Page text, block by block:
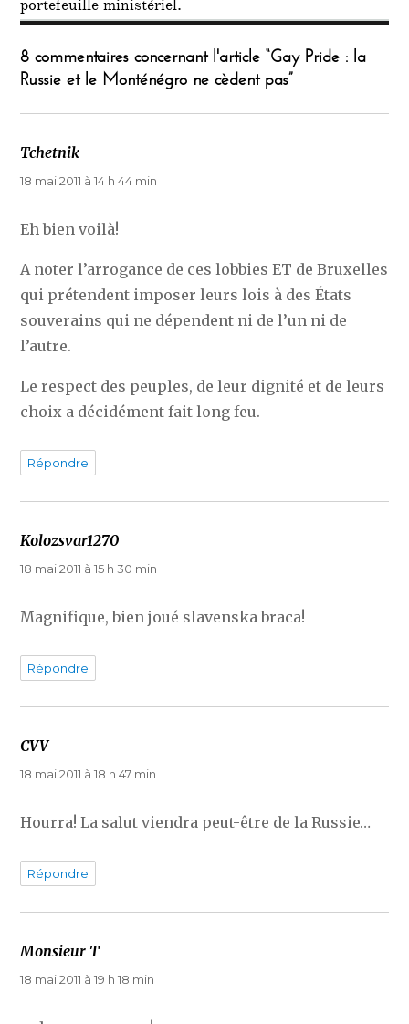
portefeuille ministériel.
8 commentaires concernant l'article “Gay Pride : la
Russie et le Monténégro ne cèdent pas”
Tchetnik
18 mai 2011 à 14 h 44 min
Eh bien voilà!
A noter l’arrogance de ces lobbies ET de Bruxelles
qui prétendent imposer leurs lois à des États
souverains qui ne dépendent ni de l’un ni de
l’autre.
Le respect des peuples, de leur dignité et de leurs
choix a décidément fait long feu.
Répondre
Kolozsvar1270
18 mai 2011 à 15 h 30 min
Magnifique, bien joué slavenska braca!
Répondre
CVVdit :
18 mai 2011 à 18 h 47 min
Hourra! La salut viendra peut-être de la Russie…
Répondre
Monsieur Tdit :
18 mai 2011 à 19 h 18 min